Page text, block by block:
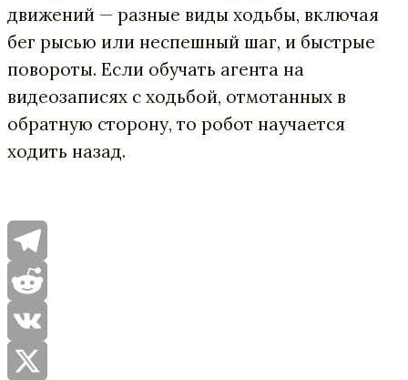
движений — разные виды ходьбы, включая
бег рысью или неспешный шаг, и быстрые
повороты. Если обучать агента на
видеозаписях с ходьбой, отмотанных в
обратную сторону, то робот научается
ходить назад.
Telegram
Reddit
VK